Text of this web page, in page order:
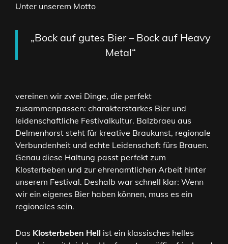
Unter unserem Motto
„Bock auf gutes Bier – Bock auf Heavy
Metal“
vereinen wir zwei Dinge, die perfekt
zusammenpassen: charakterstarkes Bier und
leidenschaftliche Festivalkultur. Balzbraeu aus
Delmenhorst steht für kreative Braukunst, regionale
Verbundenheit und echte Leidenschaft fürs Brauen.
Genau diese Haltung passt perfekt zum
Klosterbeben und zur ehrenamtlichen Arbeit hinter
unserem Festival. Deshalb war schnell klar: Wenn
wir ein eigenes Bier haben können, muss es ein
regionales sein.
Das Klosterbeben Hell ist ein klassisches helles